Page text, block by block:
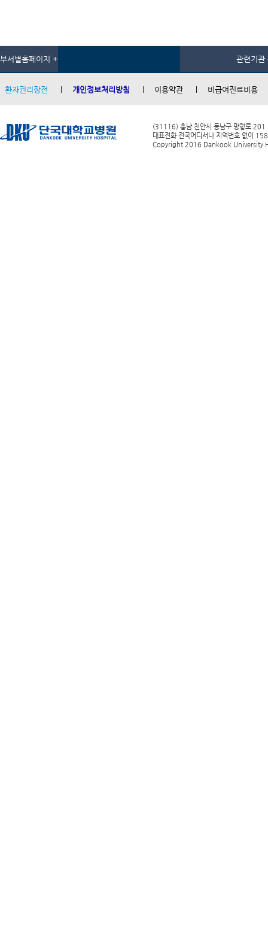
부서별홈페이지 + 관련기관
환자권리장전 개인정보처리방침 이용약관 비급여진료비용
(31116) 충남 천안시 동남구 망향로 201
대표전화 전국어디서나 지역번호 없이
Copyright 2016 Dankook University